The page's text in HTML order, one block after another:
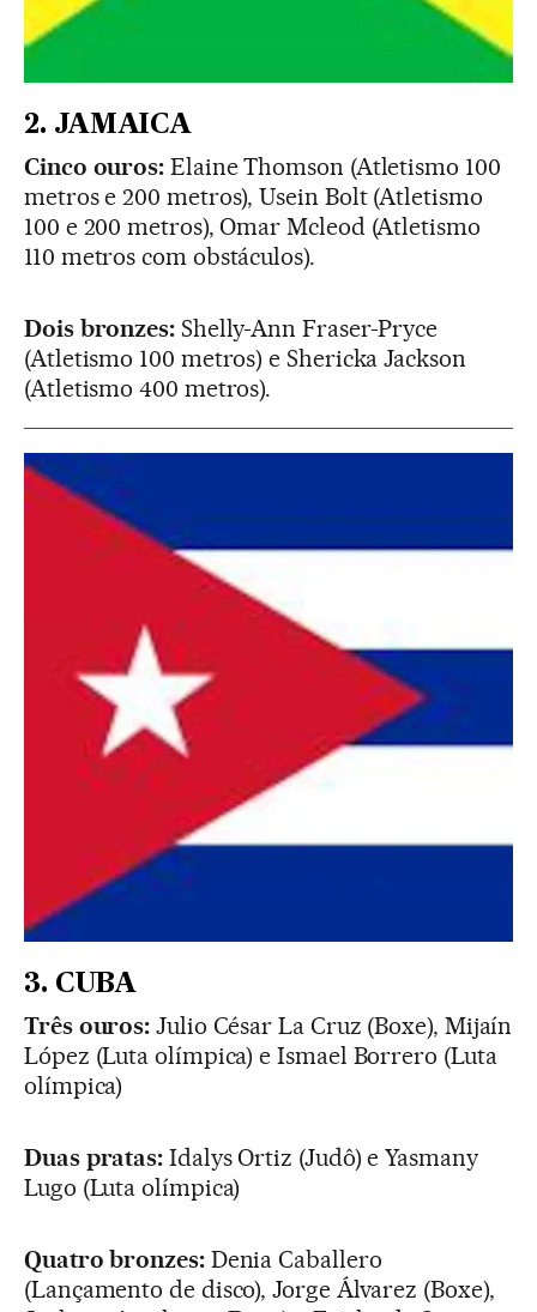
2. JAMAICA
Cinco ouros: Elaine Thomson (Atletismo 100
metros e 200 metros), Usein Bolt (Atletismo
100 e 200 metros), Omar Mcleod (Atletismo
110 metros com obstáculos).
Dois bronzes: Shelly-Ann Fraser-Pryce
(Atletismo 100 metros) e Shericka Jackson
(Atletismo 400 metros).
3. CUBA
Três ouros: Julio César La Cruz (Boxe), Mijaín
López (Luta olímpica) e Ismael Borrero (Luta
olímpica)
Duas pratas: Idalys Ortiz (Judô) e Yasmany
Lugo (Luta olímpica)
Quatro bronzes: Denia Caballero
(Lançamento de disco), Jorge Álvarez (Boxe),